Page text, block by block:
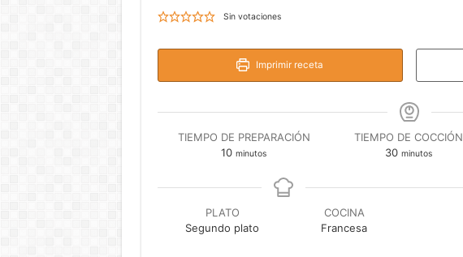
Sin votaciones
Imprimir receta
TIEMPO DE PREPARACIÓN
10minutos
minutos
TIEMPO DE COCCIÓN
30minutos
minutos
PLATO
Segundo plato
COCINA
Francesa